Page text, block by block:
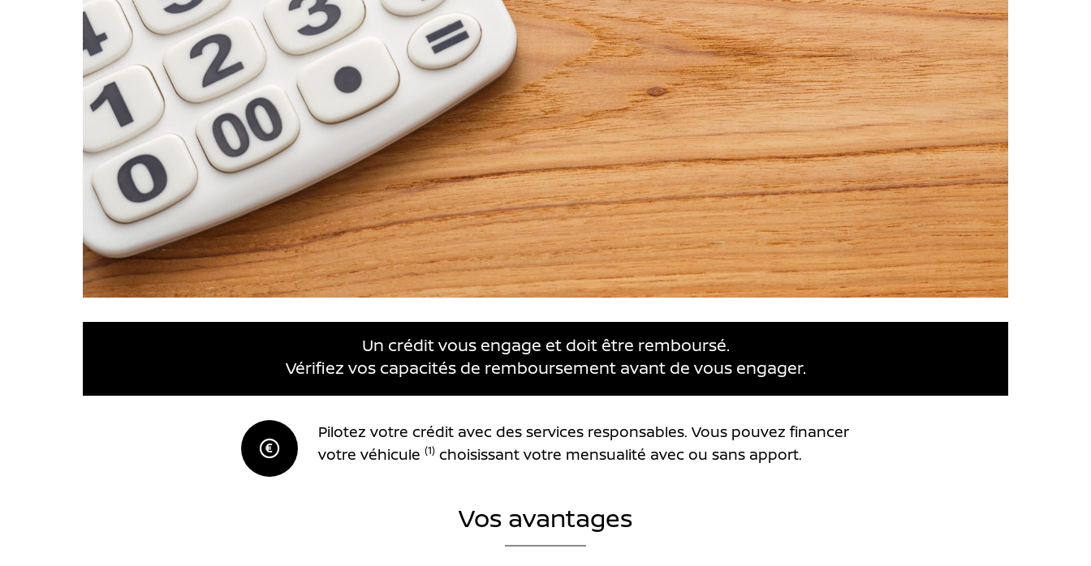
Un crédit vous engage et doit être remboursé.
Vérifiez vos capacités de remboursement avant de vous engager.
Pilotez votre crédit avec des services responsables. Vous pouvez financer
votre véhicule (1) choisissant votre mensualité avec ou sans apport.
Vos avantages